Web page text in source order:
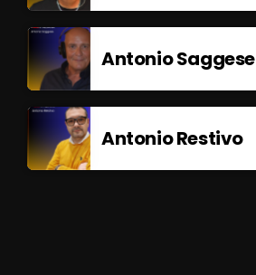
Antonio Saggese
Antonio Restivo